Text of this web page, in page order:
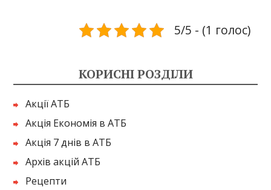
5/5 - (1 голос)
КОРИСНІ РОЗДІЛИ
Акції АТБ
Акція Економія в АТБ
Акція 7 днів в АТБ
Архів акцій АТБ
Рецепти